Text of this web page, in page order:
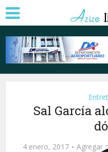
Sal García
4 enero, 2017 Agregar